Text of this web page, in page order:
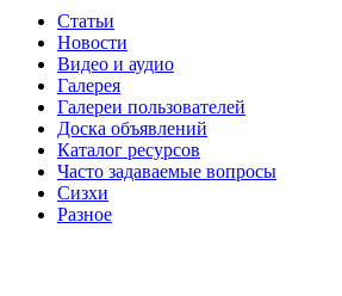
Статьи
Новости
Видео и аудио
Галерея
Галереи пользователей
Доска объявлений
Каталог ресурсов
Часто задаваемые вопросы
Сизхи
Разное